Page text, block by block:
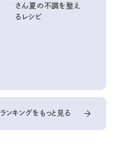
さん夏の不調を整え
るレシピ
ランキングをもっと見る